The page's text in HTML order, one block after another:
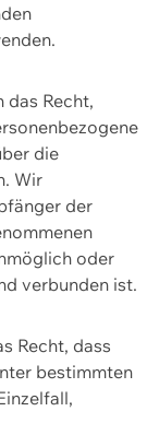
das Recht,
die
Wir
der
oder
verbunden ist.
Recht, dass
bestimmten